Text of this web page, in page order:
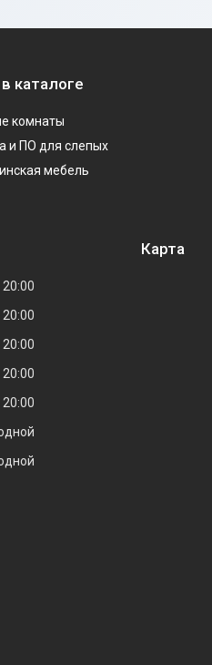
каталоге
комнаты
и ПО для слепых
мебель
20:00
20:00
20:00
20:00
20:00
Карта